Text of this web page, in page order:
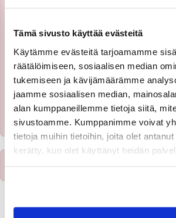
Tämä sivusto käyttää evästeitä
Käytämme evästeitä tarjoamamme
räätälöimiseen, sosiaalisen median
tukemiseen ja kävijämäärämme
jaamme sosiaalisen median,
alan kumppaneillemme tietoja siitä,
sivustoamme. Kumppanimme voivat
tietoja muihin tietoihin, joita olet
kerätty, kun olet käyttänyt heidän
​Huom!Minipelioikeus opiskelija/ juniori
yhteydessä 109€.
- Kesto: 4h
- min 4 osallistujaa
Ilmoittautumisaika on päättynyt